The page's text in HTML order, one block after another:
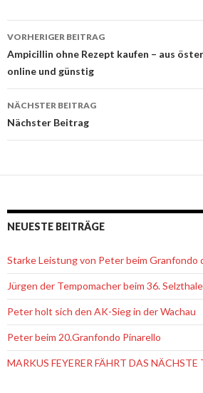
Beitrags-
Navigation
VORHERIGER BEITRAG
Ampicillin ohne Rezept kaufen – aus
online und günstig
NÄCHSTER BEITRAG
Nächster Beitrag
NEUESTE BEITRÄGE
Starke Leistung von Peter beim
Jürgen der Tempomacher beim 36.
Peter holt sich den AK-Sieg in der Wachau
Peter beim 20.Granfondo Pinarello
MARKUS FEYERER FÄHRT DAS NÄCHSTE